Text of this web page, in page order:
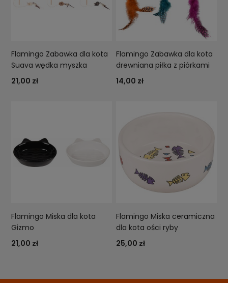
Flamingo Zabawka dla kota
Suava wędka myszka
21,00 zł
Flamingo Zabawka dla kota
drewniana piłka z piórkami
14,00 zł
Flamingo Miska dla kota
Gizmo
21,00 zł
Flamingo Miska ceramiczna
dla kota ości ryby
25,00 zł